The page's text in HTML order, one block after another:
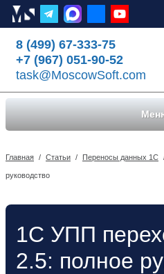
8 (499) 67-333-75
+7 (967) 051-90-52
task@MoscowSoft.com
Главная / Статьи / Переносы данных 1С
руководство
1С УПП
2.5: полное